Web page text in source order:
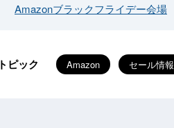
Amazonブラックフライデー会場
トピック Amazon セール情報